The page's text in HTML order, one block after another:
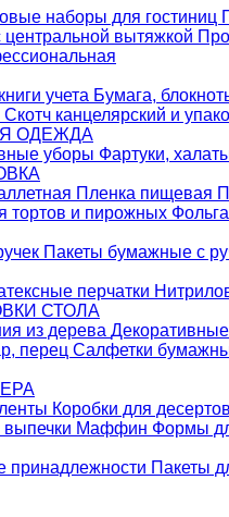
наборы для гостиниц
вытяжкой
учета Бумага,
Скотч канцелярский и
ОДЕЖДА
уборы Фартуки,
Пленка пищевая
тортов и пирожных Фольга
Пакеты бумажные с
перчатки
СТОЛА
из дерева
перец Салфетки
Коробки для
Маффин Формы
принадлежности Пакеты